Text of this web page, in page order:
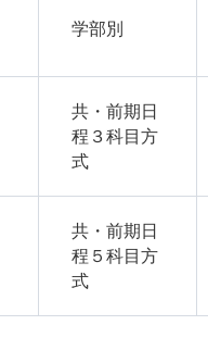
学部別
共・前期日
程３科目方
式
共・前期日
程５科目方
式